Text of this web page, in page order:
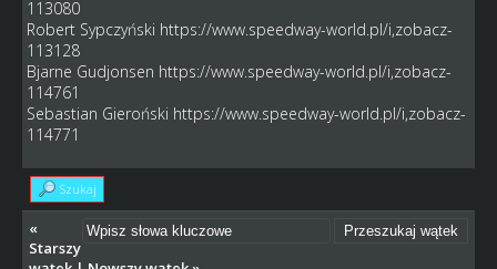
113080
Robert Sypczyński https://www.speedway-world.pl/i,zobacz-
113128
Bjarne Gudjonsen https://www.speedway-world.pl/i,zobacz-
114761
Sebastian Gieroński https://www.speedway-world.pl/i,zobacz-
114771
Szukaj
«
Starszy